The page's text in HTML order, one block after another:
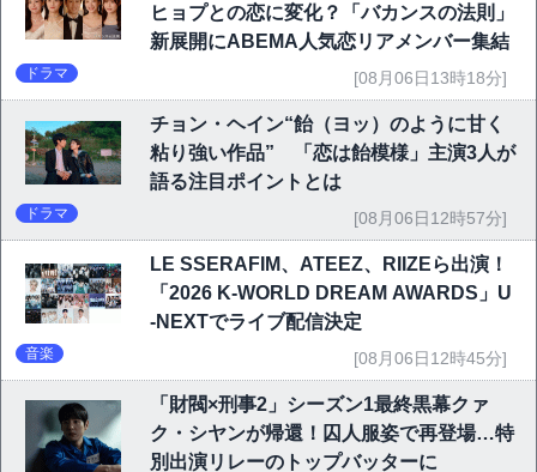
ヒョプとの恋に変化？「バカンスの法則」
新展開にABEMA人気恋リアメンバー集結
ドラマ [08月06日13時18分]
チョン・ヘイン“飴（ヨッ）のように甘く
粘り強い作品” 「恋は飴模様」主演3人が
語る注目ポイントとは
ドラマ [08月06日12時57分]
LE SSERAFIM、ATEEZ、RIIZEら出演！
「2026 K-WORLD DREAM AWARDS」U
-NEXTでライブ配信決定
音楽 [08月06日12時45分]
「財閥×刑事2」シーズン1最終黒幕クァ
ク・シヤンが帰還！囚人服姿で再登場…特
別出演リレーのトップバッターに